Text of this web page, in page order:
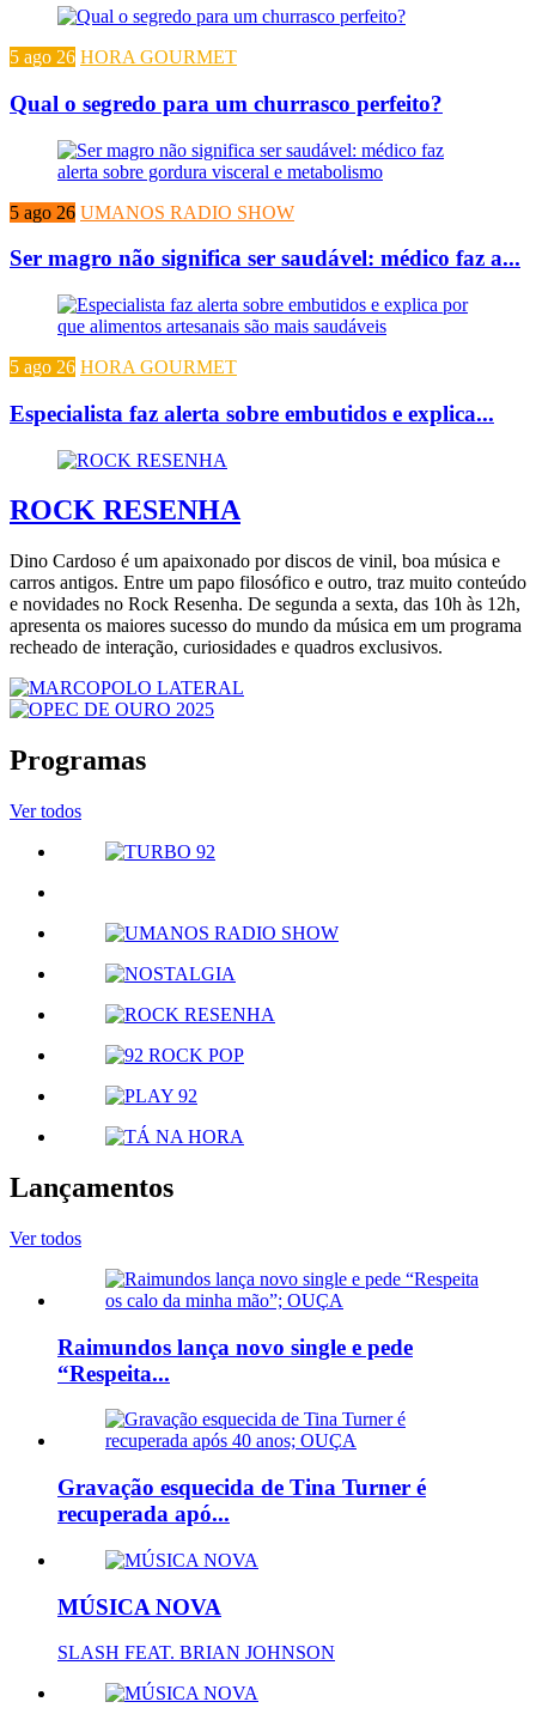
5 ago 26 HORA GOURMET
Qual o segredo para um churrasco perfeito?
5 ago 26 UMANOS RADIO SHOW
Ser magro não significa ser saudável: médico faz a...
5 ago 26 HORA GOURMET
Especialista faz alerta sobre embutidos e explica...
ROCK RESENHA
Dino Cardoso é um apaixonado por discos de vinil, boa música e
carros antigos. Entre um papo filosófico e outro, traz muito conteúdo
e novidades no Rock Resenha. De segunda a sexta, das 10h às 12h,
apresenta os maiores sucesso do mundo da música em um programa
recheado de interação, curiosidades e quadros exclusivos.
Programas
Ver todos
Lançamentos
Ver todos
Raimundos lança novo single e pede
“Respeita...
Gravação esquecida de Tina Turner é
recuperada apó...
MÚSICA NOVA
SLASH FEAT. BRIAN JOHNSON